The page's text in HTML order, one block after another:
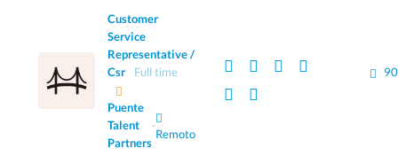
Customer
Service
Representative /
Csr
Full time
Puente
Talent
Partners
·
Remoto